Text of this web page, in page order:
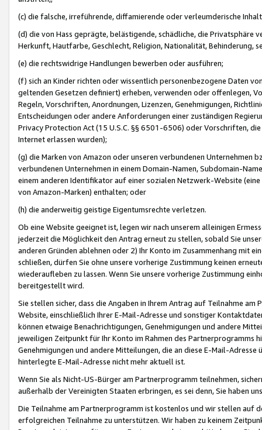
(c) die falsche, irreführende, diffamierende oder verleumderische
(d) die von Hass geprägte, belästigende, schädliche, die Privatsphäre
Herkunft, Hautfarbe, Geschlecht, Religion, Nationalität, Behinderung,
(e) die rechtswidrige Handlungen bewerben oder ausführen;
(f) sich an Kinder richten oder wissentlich personenbezogene Daten
geltenden Gesetzen definiert) erheben, verwenden oder offenlegen,
Regeln, Vorschriften, Anordnungen, Lizenzen, Genehmigungen,
Entscheidungen oder andere Anforderungen einer zuständigen
Privacy Protection Act (15 U.S.C. §§ 6501-6506) oder Vorschriften,
Internet erlassen wurden);
(g) die Marken von Amazon oder unseren verbundenen Unternehmen
verbundenen Unternehmen in einem Domain-Namen, Subdomain-
einem anderen Identifikator auf einer sozialen Netzwerk-Website
von Amazon-Marken) enthalten; oder
(h) die anderweitig geistige Eigentumsrechte verletzen.
Ob eine Website geeignet ist, legen wir nach unserem alleinigen
jederzeit die Möglichkeit den Antrag erneut zu stellen, sobald Sie
anderen Gründen ablehnen oder 2) Ihr Konto im Zusammenhang mit
schließen, dürfen Sie ohne unsere vorherige Zustimmung keinen
wiederaufleben zu lassen. Wenn Sie unsere vorherige Zustimmung
bereitgestellt wird.
Sie stellen sicher, dass die Angaben in Ihrem Antrag auf Teilnahme
Website, einschließlich Ihrer E-Mail-Adresse und sonstiger
können etwaige Benachrichtigungen, Genehmigungen und andere
jeweiligen Zeitpunkt für Ihr Konto im Rahmen des Partnerprogramms
Genehmigungen und andere Mitteilungen, die an diese E-Mail-
hinterlegte E-Mail-Adresse nicht mehr aktuell ist.
Wenn Sie als Nicht-US-Bürger am Partnerprogramm teilnehmen,
außerhalb der Vereinigten Staaten erbringen, es sei denn, Sie haben
Die Teilnahme am Partnerprogramm ist kostenlos und wir stellen auf
erfolgreichen Teilnahme zu unterstützen. Wir haben zu keinem